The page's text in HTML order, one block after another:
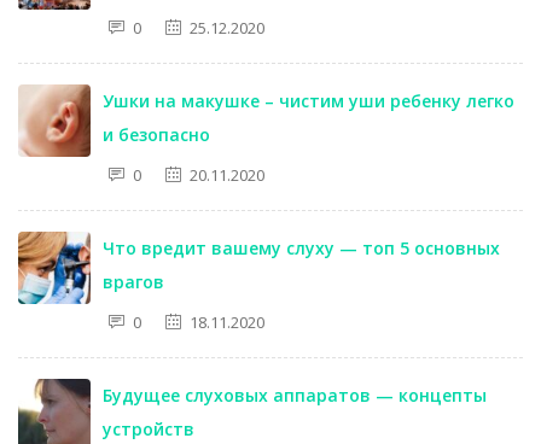
0 25.12.2020
Ушки на макушке – чистим уши ребенку легко
и безопасно
0 20.11.2020
Что вредит вашему слуху — топ 5 основных
врагов
0 18.11.2020
Будущее слуховых аппаратов — концепты
устройств